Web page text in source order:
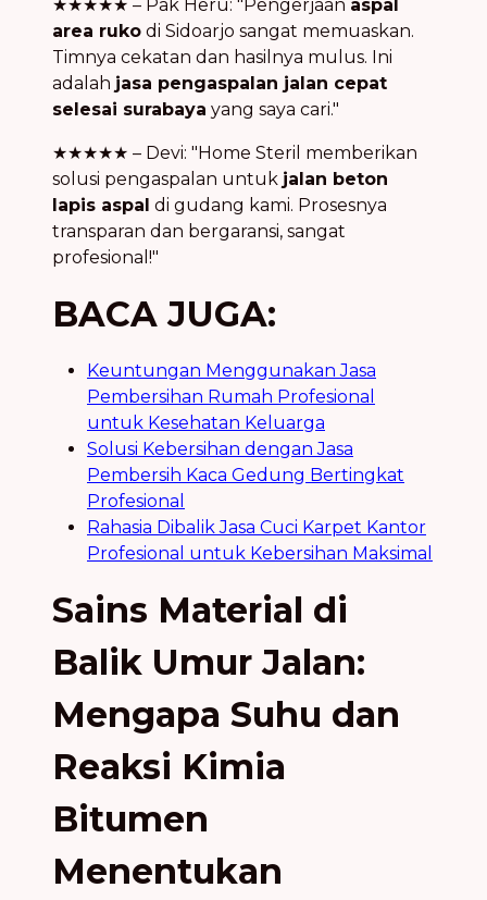
★★★★★ – Pak Heru: "Pengerjaan aspal
area ruko di Sidoarjo sangat memuaskan.
Timnya cekatan dan hasilnya mulus. Ini
adalah jasa pengaspalan jalan cepat
selesai surabaya yang saya cari."
★★★★★ – Devi: "Home Steril memberikan
solusi pengaspalan untuk jalan beton
lapis aspal di gudang kami. Prosesnya
transparan dan bergaransi, sangat
profesional!"
BACA JUGA:
Keuntungan Menggunakan Jasa
Pembersihan Rumah Profesional
untuk Kesehatan Keluarga
Solusi Kebersihan dengan Jasa
Pembersih Kaca Gedung Bertingkat
Profesional
Rahasia Dibalik Jasa Cuci Karpet Kantor
Profesional untuk Kebersihan Maksimal
Sains Material di
Balik Umur Jalan:
Mengapa Suhu dan
Reaksi Kimia
Bitumen
Menentukan